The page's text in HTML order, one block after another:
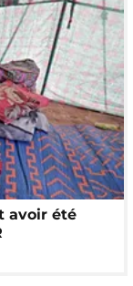
avoir été